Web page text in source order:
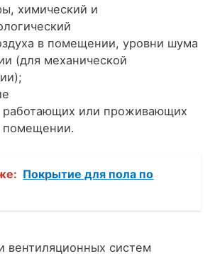
химический и
в помещении, уровни шума
(для механической
работающих или проживающих
помещении.
Покрытие для пола по
вентиляционных систем